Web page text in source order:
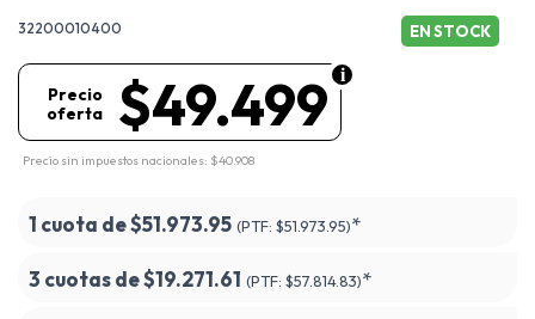
32200010400 EN STOCK
$49.499
Precio
oferta
Precio sin impuestos nacionales: $40.908
1 cuota de$51.973.95 (PTF: $51.973.95)*
3 cuotas de$19.271.61 (PTF: $57.814.83)*